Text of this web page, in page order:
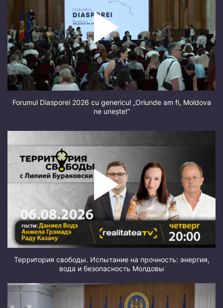
Forumul Diasporei 2026 cu genericul „Oriunde am fi, Moldova
ne unește!”
Территория свободы. Испытание на прочность: энергия,
вода и безопасность Молдовы